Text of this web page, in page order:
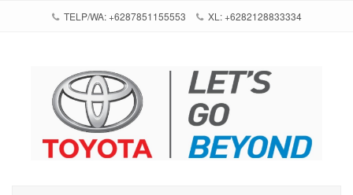
TELP/WA: +6287851155553 XL: +6282128833334